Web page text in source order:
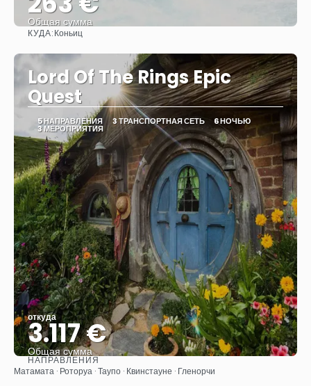
Общая сумма
КУДА:Коньиц
Lord Of The Rings Epic
Quest
5 НАПРАВЛЕНИЯ 3 ТРАНСПОРТНАЯ СЕТЬ 6 НОЧЬЮ
3 МЕРОПРИЯТИЯ
откуда
3.117 €
Общая сумма
Видеть
НАПРАВЛЕНИЯ
Матамата · Роторуа · Таупо · Квинстауне · Гленорчи